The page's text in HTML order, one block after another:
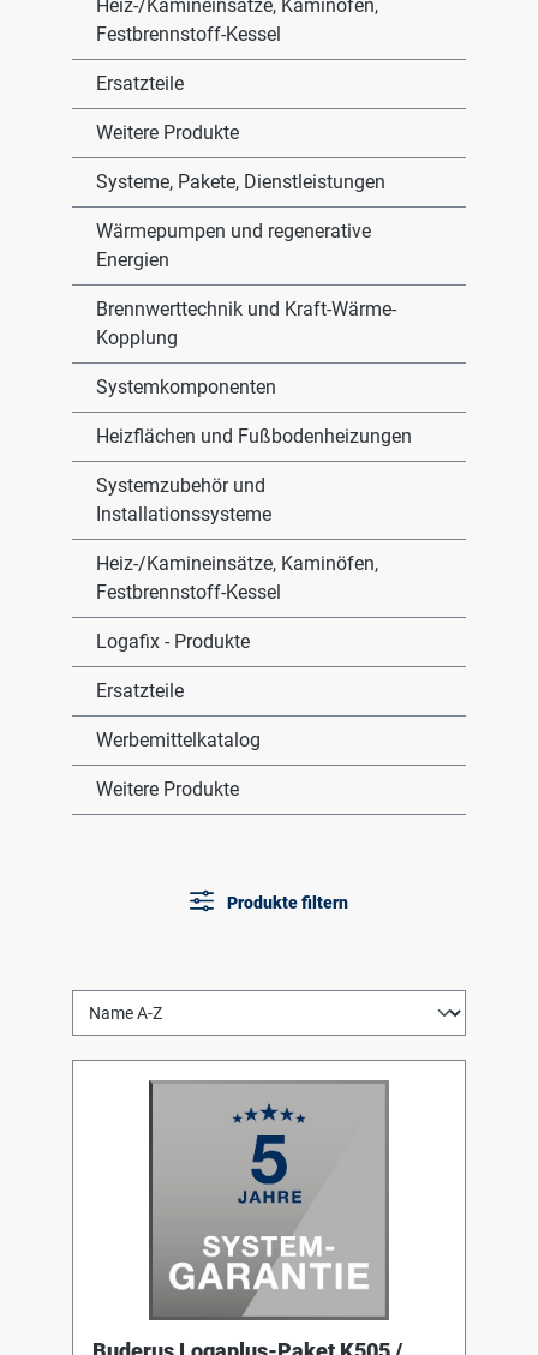
Heiz-/Kamineinsätze, Kaminöfen,
Festbrennstoff-Kessel
Ersatzteile
Weitere Produkte
Systeme, Pakete, Dienstleistungen
Wärmepumpen und regenerative
Energien
Brennwerttechnik und Kraft-Wärme-
Kopplung
Systemkomponenten
Heizflächen und Fußbodenheizungen
Systemzubehör und
Installationssysteme
Heiz-/Kamineinsätze, Kaminöfen,
Festbrennstoff-Kessel
Logafix - Produkte
Ersatzteile
Werbemittelkatalog
Weitere Produkte
Produkte filtern